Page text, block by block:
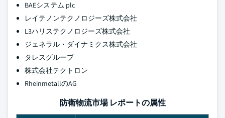
BAEシステム plc
レイテノンテクノロジーズ株式会社
L3ハリステクノロジーズ株式会社
ジェネラル・ダイナミクス株式会社
タレスグループ
株式会社テクトロン
RheinmetallのAG
防衛物流市場 レポートの属性